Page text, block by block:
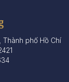
Thành phố Hồ Chí